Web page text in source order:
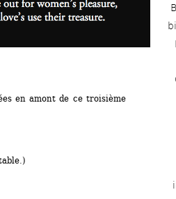
en amont de ce troisième